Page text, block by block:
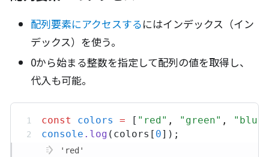
配列要素にアクセスするにはインデックス（イン
デックス）を使う。
0から始まる整数を指定して配列の値を取得し、
代入も可能。
const colors = [ "red" , "green" ,
"blue"
console . log ( colors [ 0]);
'red'